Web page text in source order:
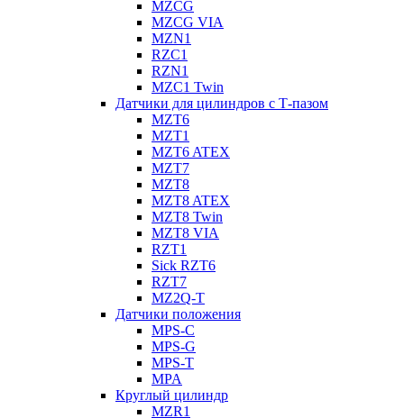
MZCG
MZCG VIA
MZN1
RZC1
RZN1
MZC1 Twin
Датчики для цилиндров с Т-пазом
MZT6
MZT1
MZT6 ATEX
MZT7
MZT8
MZT8 ATEX
MZT8 Twin
MZT8 VIA
RZT1
Sick RZT6
RZT7
MZ2Q-T
Датчики положения
MPS-C
MPS-G
MPS-T
MPA
Круглый цилиндр
MZR1